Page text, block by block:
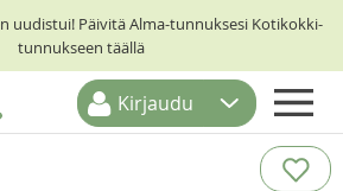
uudistui! Päivitä Alma-tunnuksesi Kotikokki-
tunnukseen täällä
Kirjaudu